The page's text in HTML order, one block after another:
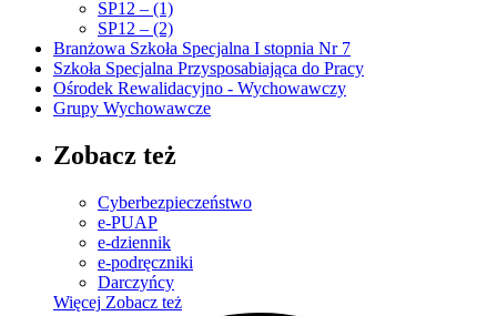
SP12 – (1)
SP12 – (2)
Branżowa Szkoła Specjalna I stopnia Nr 7
Szkoła Specjalna Przysposabiająca do Pracy
Ośrodek Rewalidacyjno - Wychowawczy
Grupy Wychowawcze
Zobacz też
Cyberbezpieczeństwo
e-PUAP
e-dziennik
e-podręczniki
Darczyńcy
Więcej Zobacz też